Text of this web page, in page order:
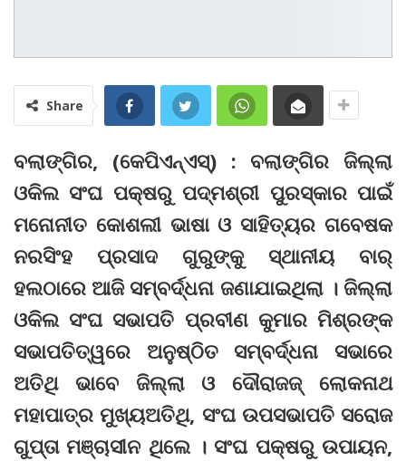
Share
ବଲାଙ୍ଗିର, (କେପିଏନ୍‌ଏସ୍‌) : ବଲାଙ୍ଗିର ଜିଲ୍ଲା
ଓକିଲ ସଂଘ ପକ୍ଷରୁ ପଦ୍ମଶ୍ରୀ ପୁରସ୍କାର ପାଇଁ
ମନୋନୀତ କୋଶଲୀ ଭାଷା ଓ ସାହିତ୍ୟର ଗବେଷକ
ନରସିଂହ ପ୍ରସାଦ ଗୁରୁଙ୍କୁ ସ୍ଥାନୀୟ ବାର୍‌
ହଲଠାରେ ଆଜି ସମ୍ବର୍ଦ୍ଧନା ଜଣାଯାଇଥିଲା । ଜିଲ୍ଲା
ଓକିଲ ସଂଘ ସଭାପତି ପ୍ରବୀଣ କୁମାର ମିଶ୍ରଙ୍କ
ସଭାପତିତ୍ୱରେ ଅନୁଷ୍ଠିତ ସମ୍ବର୍ଦ୍ଧନା ସଭାରେ
ଅତିଥି ଭାବେ ଜିଲ୍ଲା ଓ ଦୌରାଜଜ୍‌ ଲୋକନାଥ
ମହାପାତ୍ର ମୁଖ୍ୟଅତିଥି, ସଂଘ ଉପସଭାପତି ସରୋଜ
ଗୁପ୍ତା ମଞ୍ଚାସୀନ ଥିଲେ । ସଂଘ ପକ୍ଷରୁ ଉପାୟନ,